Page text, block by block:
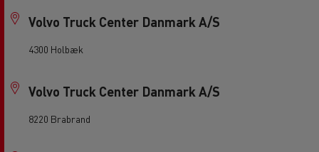
Volvo Truck Center Danmark A/S
4300 Holbæk
Volvo Truck Center Danmark A/S
8220 Brabrand